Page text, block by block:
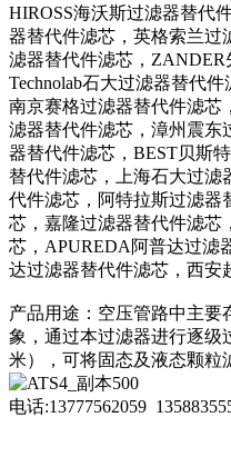
HIROSS海沃斯过滤器替代
器替代件滤芯，英格索兰过
滤器替代件滤芯，ZANDER
Technolab石大过滤器替代
南京赛格过滤器替代件滤芯
滤器替代件滤芯，漳州震东
器替代件滤芯，BEST贝斯
替代件滤芯，上海石大过滤
代件滤芯，阿特拉斯过滤器
芯，嘉隆过滤器替代件滤芯
芯，APUREDA阿普达过滤
达过滤器替代件滤芯，西安
产品用途：空压管路中主要
象，通过本过滤器进行逐级
米），可将固态及液态颗粒
电话:13777562059